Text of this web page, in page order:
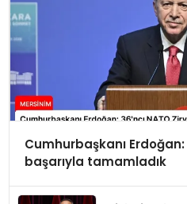
Cumhurbaşkanı Erdoğan:
başarıyla tamamladık